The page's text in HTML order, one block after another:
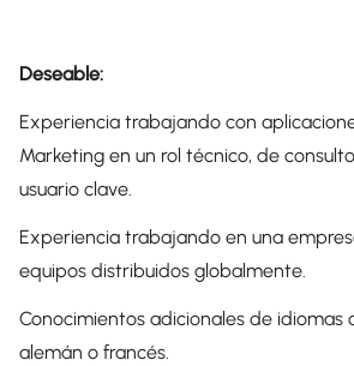
Deseable:
Experiencia trabajando con
Marketing en un rol técnico, de
usuario clave.
Experiencia trabajando en una
equipos distribuidos globalmente.
Conocimientos adicionales de idiomas
alemán o francés.